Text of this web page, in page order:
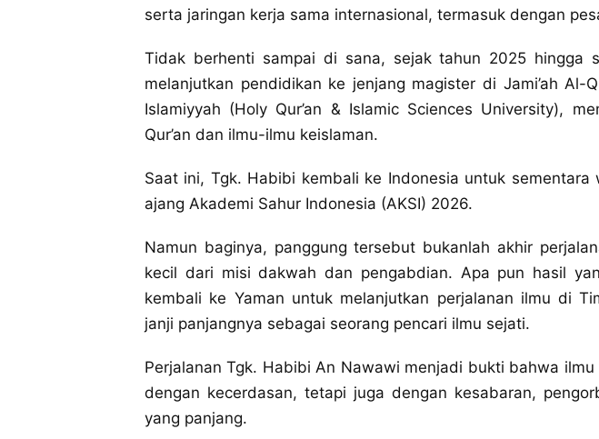
serta jaringan kerja sama internasional, termasuk dengan
Tidak berhenti sampai di sana, sejak tahun 2025 hingga
melanjutkan pendidikan ke jenjang magister di Jami’ah Al-
Islamiyyah (Holy Qur’an & Islamic Sciences University),
Qur’an dan ilmu-ilmu keislaman.
Saat ini, Tgk. Habibi kembali ke Indonesia untuk sementara
ajang Akademi Sahur Indonesia (AKSI) 2026.
Namun baginya, panggung tersebut bukanlah akhir
kecil dari misi dakwah dan pengabdian. Apa pun hasil
kembali ke Yaman untuk melanjutkan perjalanan ilmu di
janji panjangnya sebagai seorang pencari ilmu sejati.
Perjalanan Tgk. Habibi An Nawawi menjadi bukti bahwa
dengan kecerdasan, tetapi juga dengan kesabaran,
yang panjang.